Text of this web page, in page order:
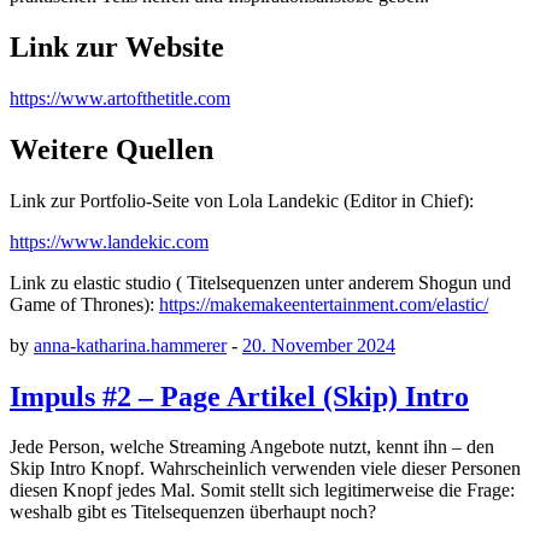
Link zur Website
https://www.artofthetitle.com
Weitere Quellen
Link zur Portfolio-Seite von Lola Landekic (Editor in Chief):
https://www.landekic.com
Link zu elastic studio ( Titelsequenzen unter anderem Shogun und
Game of Thrones): https://makemakeentertainment.com/elastic/
by anna-katharina.hammerer- 20. November 2024
Impuls #2 – Page Artikel (Skip) Intro
Jede Person, welche Streaming Angebote nutzt, kennt ihn – den
Skip Intro Knopf. Wahrscheinlich verwenden viele dieser Personen
diesen Knopf jedes Mal. Somit stellt sich legitimerweise die Frage:
weshalb gibt es Titelsequenzen überhaupt noch?